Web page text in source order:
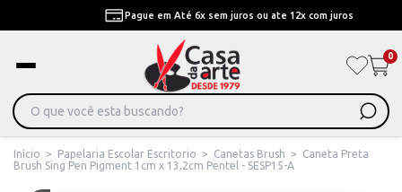
Pague em Até 6x sem juros ou ate 12x com juros
0
Início > Papelaria Escolar Escritorio > Canetas Brush >
Caneta Preta
Brush Sing Pen Pigment 1cm x 13,2cm Pentel - SESP15-A